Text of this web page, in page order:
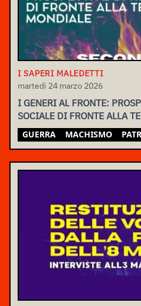
I SAPERI MALEDETTI
martedì 24 marzo 2026
I GENERI AL FRONTE:
SOCIALE DI FRONTE ALLA
GUERRA MACHISMO